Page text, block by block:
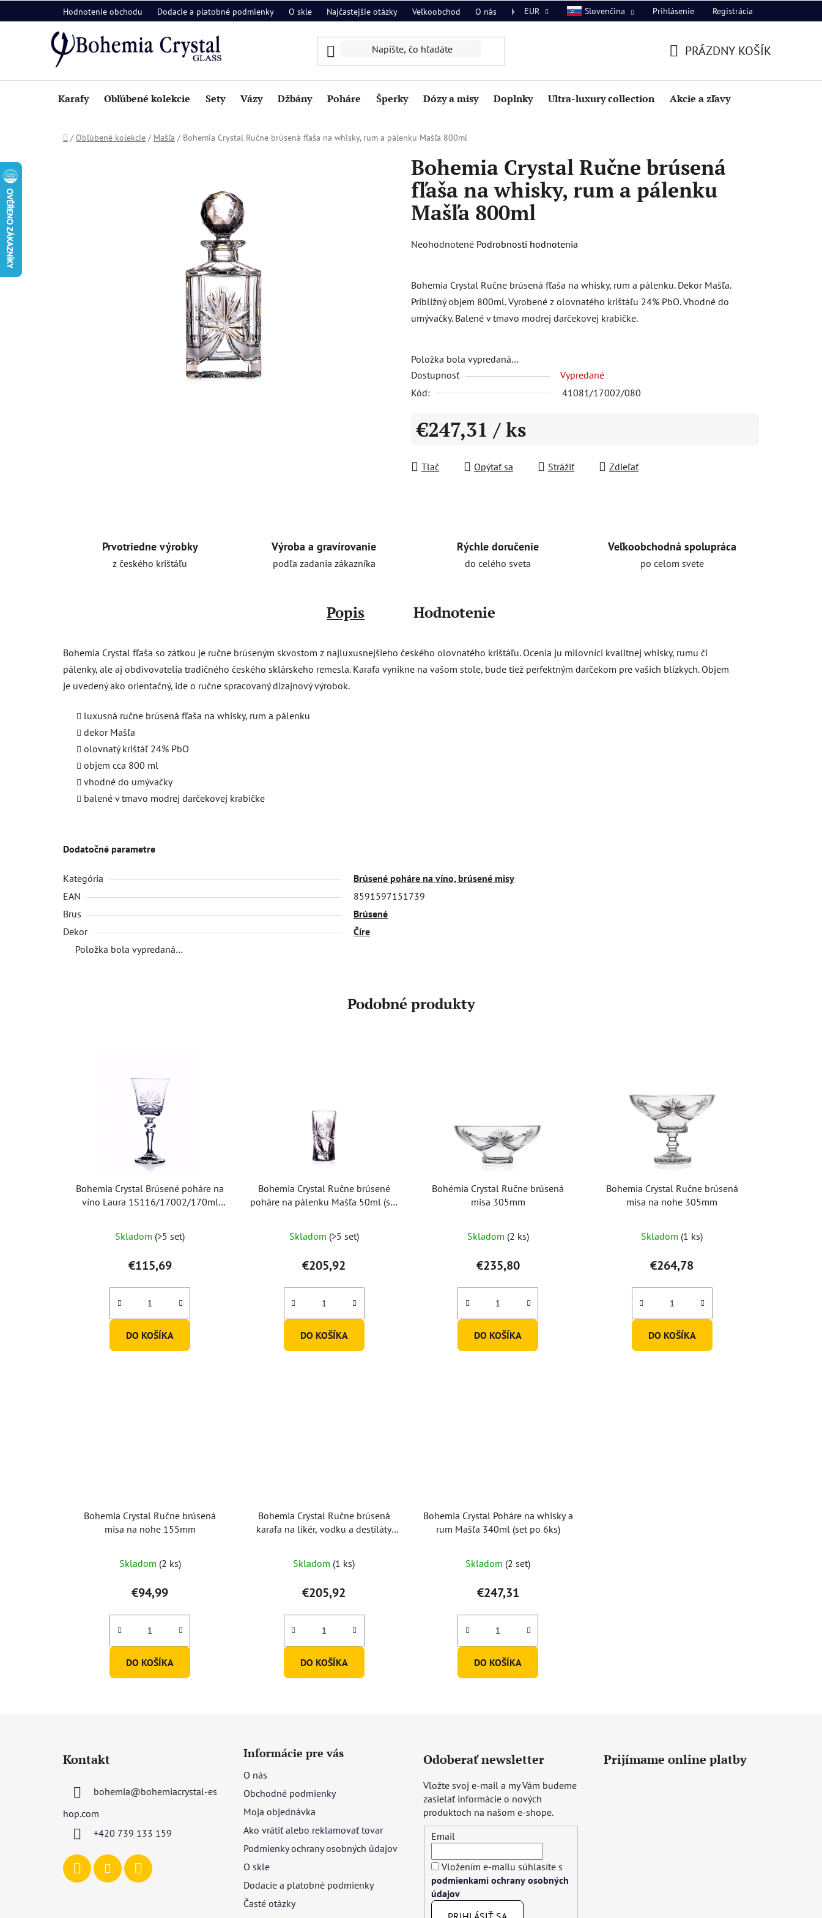
na
Hodnotenie obchodu Dodacie a platobné podmienky O skle Najčastejšie otázky Veľkoobchod O nás Kontakt
EUR Slovenčina Prihlásenie Registrácia
KOŠÍK
PRÁZDNY KOŠÍK
Karafy Obľúbené kolekcie Sety Vázy Džbány Poháre Šperky Dózy a misy Doplnky Ultra-luxury collection Akcie a zľavy
Domov
/ Obľúbené kolekcie / Mašľa / Bohemia Crystal Ručne brúsená fľaša na whisky, rum a pálenku Mašľa 800ml
Bohemia Crystal Ručne brúsená
fľaša na whisky, rum a pálenku
Mašľa 800ml
Priemerné
je
0,0
z
hviezdičiek.
Neohodnotené Podrobnosti hodnotenia
Bohemia Crystal Ručne brúsená fľaša na whisky, rum a pálenku. Dekor Mašľa.
Približný objem 800ml. Vyrobené z olovnatého krištáľu 24% PbO. Vhodné do
umývačky. Balené v tmavo modrej darčekovej krabičke.
Položka bola vypredaná…
Dostupnosť
Vypredané
Kód:
41081/17002/080
€247,31 / ks
Tlač
Opýtať sa Strážiť Zdieľať
Prvotriedne výrobky
z českého krištáľu
Výroba a gravírovanie
podľa zadania zákazníka
Rýchle doručenie
do celého sveta
Veľkoobchodná spolupráca
po celom svete
Popis Hodnotenie
Bohemia Crystal fľaša so zátkou je ručne brúseným skvostom z najluxusnejšieho českého olovnatého krištáľu. Ocenia ju milovníci kvalitnej whisky, rumu či
pálenky, ale aj obdivovatelia tradičného českého sklárskeho remesla. Karafa vynikne na vašom stole, bude tiež perfektným darčekom pre vašich blízkych. Objem
je uvedený ako orientačný, ide o ručne spracovaný dizajnový výrobok.
luxusná ručne brúsená fľaša na whisky, rum a pálenku
dekor Mašľa
olovnatý krištáľ 24% PbO
objem cca 800 ml
vhodné do umývačky
balené v tmavo modrej darčekovej krabičke
Dodatočné parametre
Kategória
Brúsené poháre na víno, brúsené misy
EAN
8591597151739
Brus
Brúsené
Dekor
Číre
Položka bola vypredaná…
Podobné produkty
Bohemia Crystal Brúsené poháre na
víno Laura 1S116/17002/170ml
hodnotenie
produktu
je
5,0
z
hviezdičiek.
Skladom (>5 set)
€115,69
DO KOŠÍKA
Bohemia Crystal Ručne brúsené
poháre na pálenku Mašľa 50ml (set
Skladom (>5 set)
€205,92
DO KOŠÍKA
Bohémia Crystal Ručne brúsená
misa 305mm
Skladom (2 ks)
€235,80
DO KOŠÍKA
Bohemia Crystal Ručne brúsená
misa na nohe 305mm
hodnotenie
produktu
je
5,0
z
hviezdičiek.
Skladom (1 ks)
€264,78
DO KOŠÍKA
Bohemia Crystal Ručne brúsená
misa na nohe 155mm
Skladom (2 ks)
€94,99
DO KOŠÍKA
Bohemia Crystal Ručne brúsená
karafa na likér, vodku a destiláty
Skladom (1 ks)
€205,92
DO KOŠÍKA
Bohemia Crystal Poháre na whisky a
rum Mašľa 340ml (set po 6ks)
Skladom (2 set)
€247,31
DO KOŠÍKA
Kontakt
bohemia@bohemiacrystal-es
hop.com
+420 739 133 159
Informácie pre vás
O nás
Obchodné podmienky
Moja objednávka
Ako vrátiť alebo reklamovať tovar
Podmienky ochrany osobných údajov
O skle
Dodacie a platobné podmienky
Časté otázky
Odoberať newsletter
Vložte svoj e-mail a my Vám budeme
zasielať informácie o nových
produktoch na našom e-shope.
Email
Vložením e-mailu súhlasíte s
podmienkami ochrany osobných
údajov
Prijímame online platby